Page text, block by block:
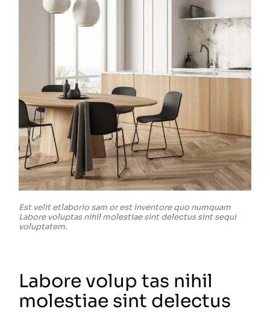
Est velit etlaborio sam or est inventore quo numquam
Labore voluptas nihil molestiae sint delectus sint sequi
voluptatem.
Labore volup tas nihil
molestiae sint delectus